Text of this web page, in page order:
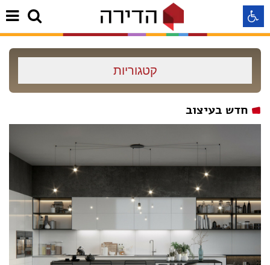
קטגוריות
חדש בעיצוב
תצוגה רגילה
הדגשת קישורים
Aא